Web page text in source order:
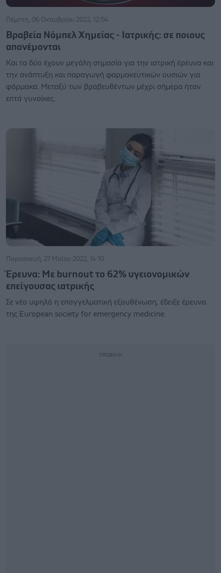
Πέμπτη, 06 Οκτωβρίου 2022, 12:04
Βραβεία Νόμπελ Χημείας - Ιατρικής: σε ποιους
απονέμονται
Και τα δύο έχουν μεγάλη σημασία για την ιατρική έρευνα και
την ανάπτυξη και παραγωγή φαρμακευτικών ουσιών για
φάρμακα. Μεταξύ των βραβευθέντων μέχρι σήμερα ήταν
επτά γυναίκες.
Παρασκευή, 27 Μαΐου 2022, 14:10
Έρευνα: Με burnout το 62% υγειονομικών
επείγουσας ιατρικής
Σε νέο υψηλό η επαγγελματική εξουθένωση, έδειξε έρευνα
της Εuropean society for emergency medicine.